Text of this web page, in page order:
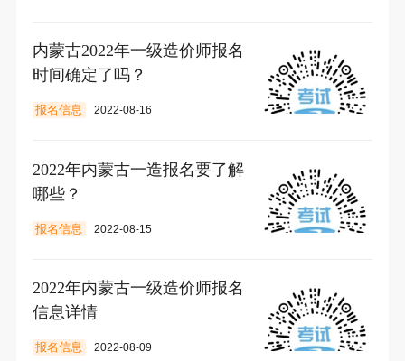
内蒙古2022年一级造价师报名
时间确定了吗？
报名信息 2022-08-16
2022年内蒙古一造报名要了解
哪些？
报名信息 2022-08-15
2022年内蒙古一级造价师报名
信息详情
报名信息 2022-08-09